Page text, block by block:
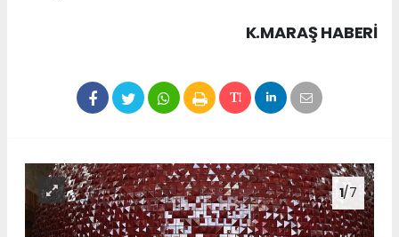
K.MARAŞ HABERİ
1/7